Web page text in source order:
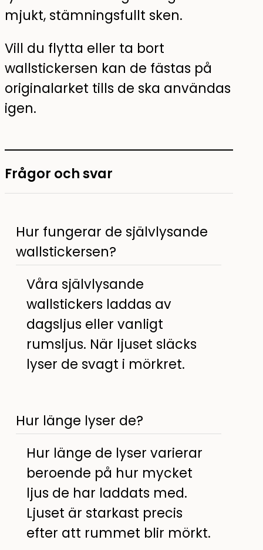
mjukt, stämningsfullt sken.
Vill du flytta eller ta bort
wallstickersen kan de fästas på
originalarket tills de ska användas
igen.
Frågor och svar
Hur fungerar de självlysande
wallstickersen?
Våra självlysande
wallstickers laddas av
dagsljus eller vanligt
rumsljus. När ljuset släcks
lyser de svagt i mörkret.
Hur länge lyser de?
Hur länge de lyser varierar
beroende på hur mycket
ljus de har laddats med.
Ljuset är starkast precis
efter att rummet blir mörkt.